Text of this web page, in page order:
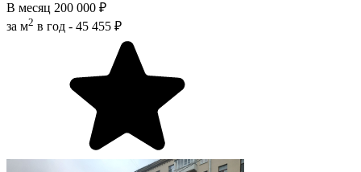
В месяц 200 000 ₽
за м2 в год - 45 455 ₽